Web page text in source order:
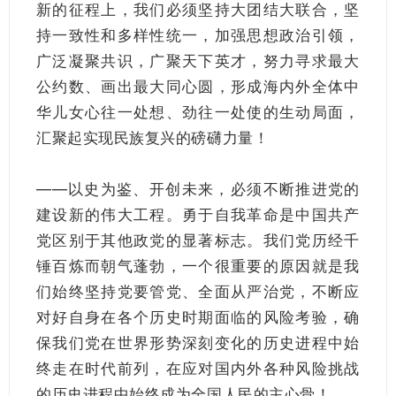
新的征程上，我们必须坚持大团结大联合，坚
持一致性和多样性统一，加强思想政治引领，
广泛凝聚共识，广聚天下英才，努力寻求最大
公约数、画出最大同心圆，形成海内外全体中
华儿女心往一处想、劲往一处使的生动局面，
汇聚起实现民族复兴的磅礴力量！
——以史为鉴、开创未来，必须不断推进党的
建设新的伟大工程。勇于自我革命是中国共产
党区别于其他政党的显著标志。我们党历经千
锤百炼而朝气蓬勃，一个很重要的原因就是我
们始终坚持党要管党、全面从严治党，不断应
对好自身在各个历史时期面临的风险考验，确
保我们党在世界形势深刻变化的历史进程中始
终走在时代前列，在应对国内外各种风险挑战